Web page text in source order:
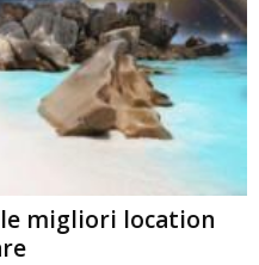
migliori location